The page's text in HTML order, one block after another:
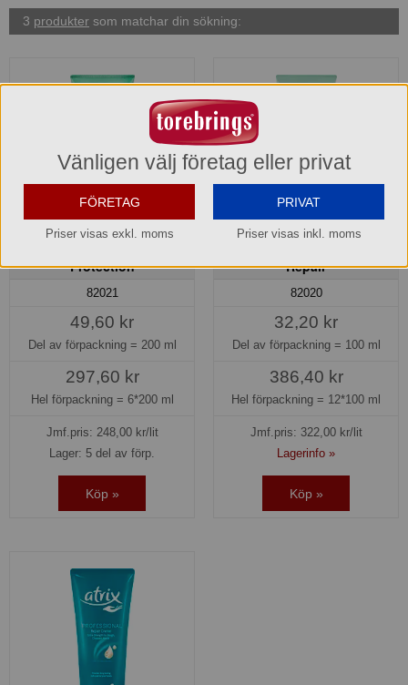
3 produkter som matchar din sökning:
Protection
82021
49,60 kr
Del av förpackning = 200 ml
297,60 kr
Hel förpackning = 6*200 ml
Jmf.pris: 248,00kr/lit
Lager: 5 del av förp.
Köp »
Repair
82020
32,20 kr
Del av förpackning = 100 ml
386,40 kr
Hel förpackning = 12*100 ml
Jmf.pris: 322,00kr/lit
Lagerinfo »
Köp »
Vänligen välj företag eller privat
FÖRETAG
Priser visas exkl. moms
PRIVAT
Priser visas inkl. moms